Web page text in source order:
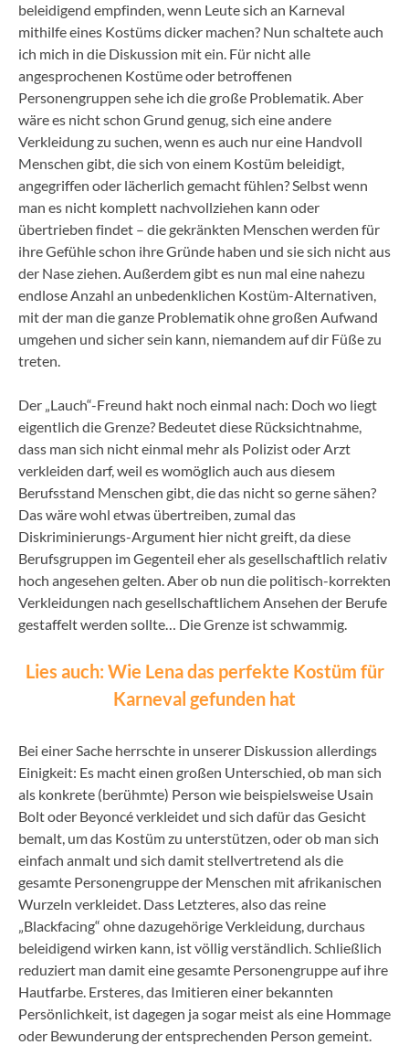
beleidigend empfinden, wenn Leute sich an Karneval
mithilfe eines Kostüms dicker machen? Nun schaltete auch
ich mich in die Diskussion mit ein. Für nicht alle
angesprochenen Kostüme oder betroffenen
Personengruppen sehe ich die große Problematik. Aber
wäre es nicht schon Grund genug, sich eine andere
Verkleidung zu suchen, wenn es auch nur eine Handvoll
Menschen gibt, die sich von einem Kostüm beleidigt,
angegriffen oder lächerlich gemacht fühlen? Selbst wenn
man es nicht komplett nachvollziehen kann oder
übertrieben findet – die gekränkten Menschen werden für
ihre Gefühle schon ihre Gründe haben und sie sich nicht aus
der Nase ziehen. Außerdem gibt es nun mal eine nahezu
endlose Anzahl an unbedenklichen Kostüm-Alternativen,
mit der man die ganze Problematik ohne großen Aufwand
umgehen und sicher sein kann, niemandem auf dir Füße zu
treten.
Der „Lauch“-Freund hakt noch einmal nach: Doch wo liegt
eigentlich die Grenze? Bedeutet diese Rücksichtnahme,
dass man sich nicht einmal mehr als Polizist oder Arzt
verkleiden darf, weil es womöglich auch aus diesem
Berufsstand Menschen gibt, die das nicht so gerne sähen?
Das wäre wohl etwas übertreiben, zumal das
Diskriminierungs-Argument hier nicht greift, da diese
Berufsgruppen im Gegenteil eher als gesellschaftlich relativ
hoch angesehen gelten. Aber ob nun die politisch-korrekten
Verkleidungen nach gesellschaftlichem Ansehen der Berufe
gestaffelt werden sollte… Die Grenze ist schwammig.
Lies auch: Wie Lena das perfekte Kostüm für
Karneval gefunden hat
Bei einer Sache herrschte in unserer Diskussion allerdings
Einigkeit: Es macht einen großen Unterschied, ob man sich
als konkrete (berühmte) Person wie beispielsweise Usain
Bolt oder Beyoncé verkleidet und sich dafür das Gesicht
bemalt, um das Kostüm zu unterstützen, oder ob man sich
einfach anmalt und sich damit stellvertretend als die
gesamte Personengruppe der Menschen mit afrikanischen
Wurzeln verkleidet. Dass Letzteres, also das reine
„Blackfacing“ ohne dazugehörige Verkleidung, durchaus
beleidigend wirken kann, ist völlig verständlich. Schließlich
reduziert man damit eine gesamte Personengruppe auf ihre
Hautfarbe. Ersteres, das Imitieren einer bekannten
Persönlichkeit, ist dagegen ja sogar meist als eine Hommage
oder Bewunderung der entsprechenden Person gemeint.